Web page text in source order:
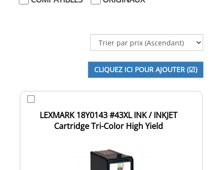
LEXMARK 18Y0143 #43XL INK / INKJET
Cartridge Tri-Color High Yield